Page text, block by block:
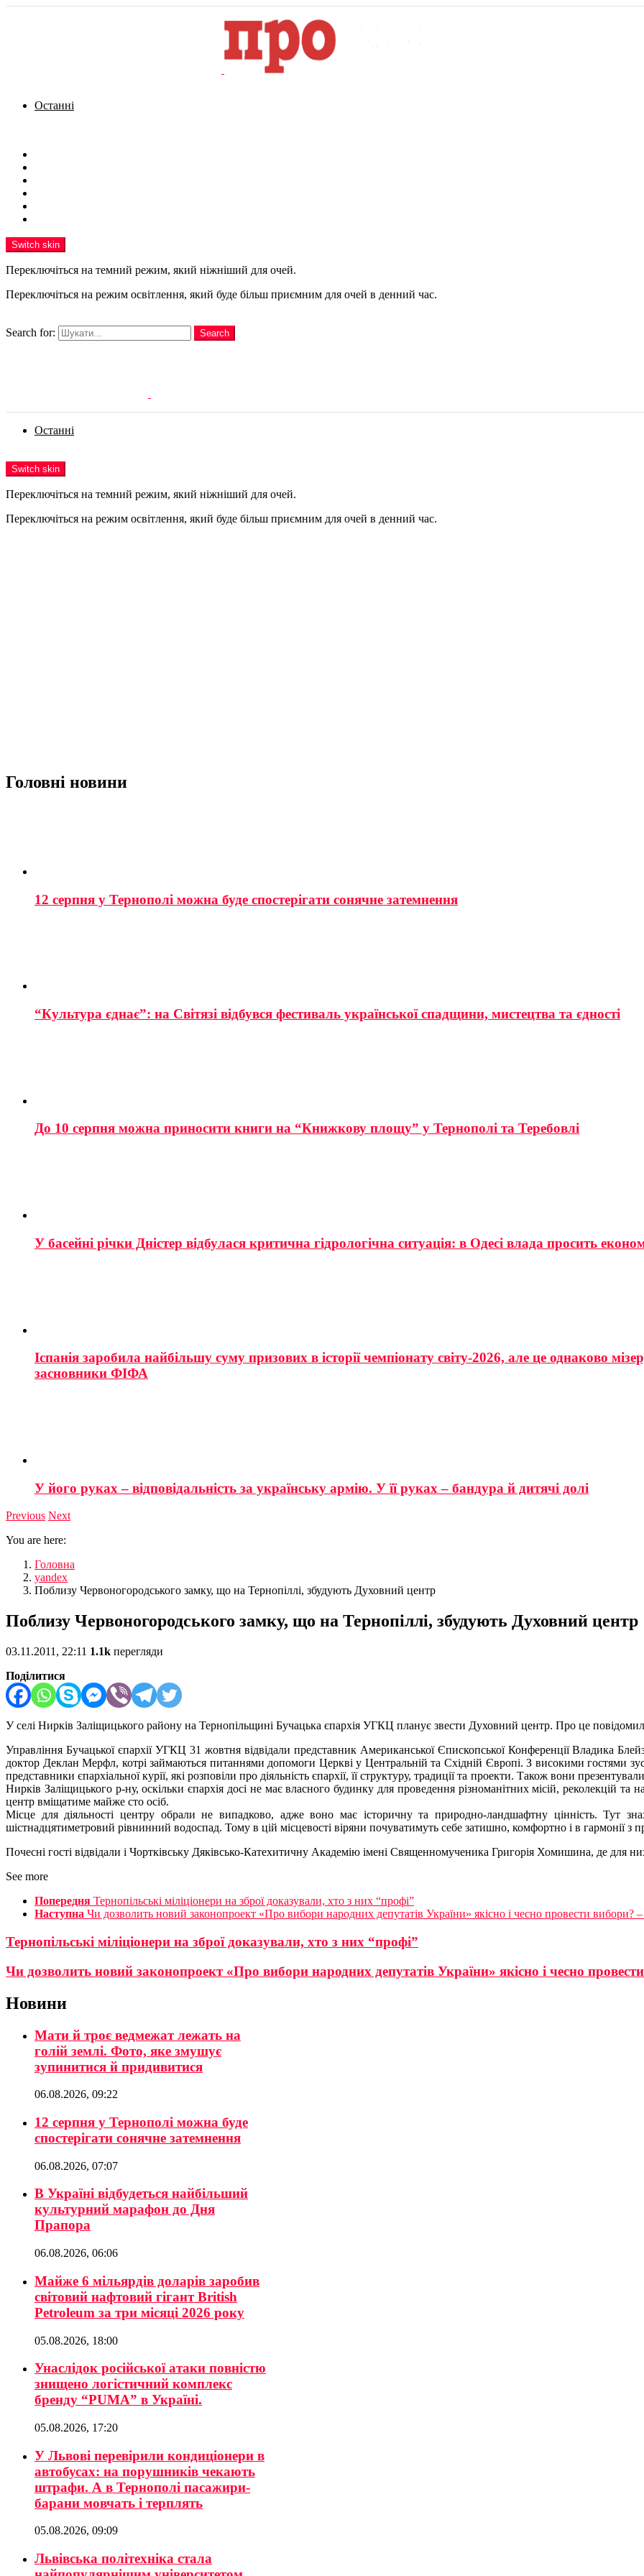
Останні
Switch skin
Переключіться на темний режим, який ніжніший для очей.
Переключіться на режим освітлення, який буде більш приємним для очей в денний час.
Search for:
Search
Останні
Switch skin
Переключіться на темний режим, який ніжніший для очей.
Переключіться на режим освітлення, який буде більш приємним для очей в денний час.
Головні новини
12 серпня у Тернополі можна буде спостерігати сонячне затемнення
“Культура єднає”: на Світязі відбувся фестиваль української спадщини, мистецтва та єдності
До 10 серпня можна приносити книги на “Книжкову площу” у Тернополі та Теребовлі
У басейні річки Дністер відбулася критична гідрологічна ситуація: в Одесі влада просить
Іспанія заробила найбільшу суму призових в історії чемпіонату світу-2026, але це однаково
засновники ФІФА
У його руках – відповідальність за українську армію. У її руках – бандура й дитячі долі
Previous Next
You are here:
Головна
yandex
Поблизу Червоногородського замку, що на Тернопіллі, збудують Духовний центр
Поблизу Червоногородського замку, що на Тернопіллі, збудують Духовний центр
03.11.2011, 22:11 1.1k перегляди
Поділитися
У селі Нирків Заліщицького району на Тернопільщині Бучацька єпархія УГКЦ планує звести Духовний центр. Про це
Управління Бучацької єпархії УГКЦ 31 жовтня відвідали представник Американської Єпископської Конференції Владика
доктор Деклан Мерфл, котрі займаються питаннями допомоги Церкві у Центральній та Східній Європі. З високими гостями
представники єпархіальної курії, які розповіли про діяльність єпархії, її структуру, традиції та проекти. Також вони
Нирків Заліщицького р-ну, оскільки єпархія досі не має власного будинку для проведення різноманітних місій, реколекцій
центр вміщатиме майже сто осіб.
Місце для діяльності центру обрали не випадково, адже воно має історичну та природно-ландшафтну цінність. Тут
шістнадцятиметровий рівнинний водоспад. Тому в цій місцевості віряни почуватимуть себе затишно, комфортно і в гармонії з
Почесні гості відвідали і Чортківську Дяківсько-Катехитичну Академію імені Священномученика Григорія Хомишина, де для
See more
Попередня Тернопільські міліціонери на зброї доказували, хто з них “профі”
Наступна Чи дозволить новий законопроект «Про вибори народних депутатів України» якісно і чесно провести вибори? –
Тернопільські міліціонери на зброї доказували, хто з них “профі”
Чи дозволить новий законопроект «Про вибори народних депутатів України» якісно і чесно
Новини
Мати й троє ведмежат лежать на
голій землі. Фото, яке змушує
зупинитися й придивитися
06.08.2026, 09:22
12 серпня у Тернополі можна буде
спостерігати сонячне затемнення
06.08.2026, 07:07
В Україні відбудеться найбільший
культурний марафон до Дня
Прапора
06.08.2026, 06:06
Майже 6 мільярдів доларів заробив
світовий нафтовий гігант British
Petroleum за три місяці 2026 року
05.08.2026, 18:00
Унаслідок російської атаки повністю
знищено логістичний комплекс
бренду “PUMA” в Україні.
05.08.2026, 17:20
У Львові перевірили кондиціонери в
автобусах: на порушників чекають
штрафи. А в Тернополі пасажири-
барани мовчать і терплять
05.08.2026, 09:09
Львівська політехніка стала